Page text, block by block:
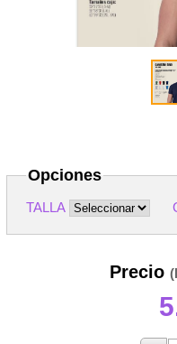
Opciones
TALLA
Precio